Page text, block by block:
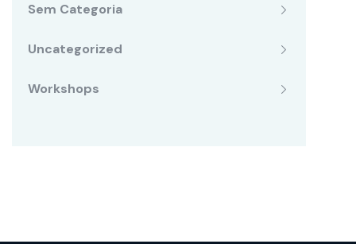
Sem Categoria
Uncategorized
Workshops